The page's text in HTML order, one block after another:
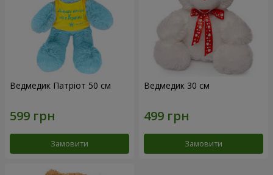
Ведмедик Патріот 50 см
Замовити
Ведмедик 30 см
Замовити